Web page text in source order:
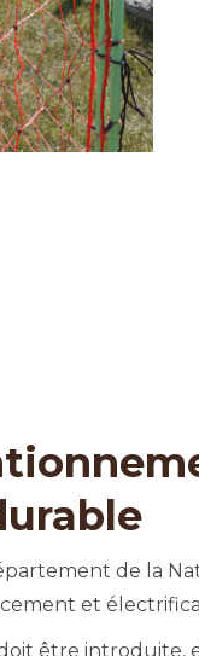
de la
et
être introduite,